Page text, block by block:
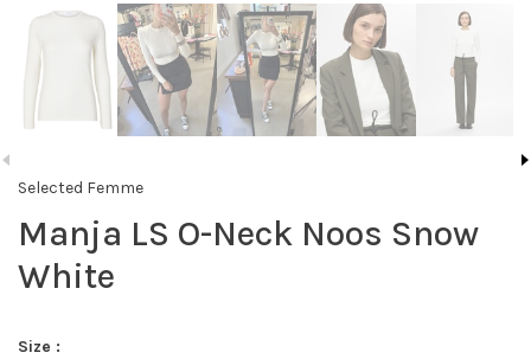
Selected Femme
Manja LS O-Neck Noos Snow
White
Size :